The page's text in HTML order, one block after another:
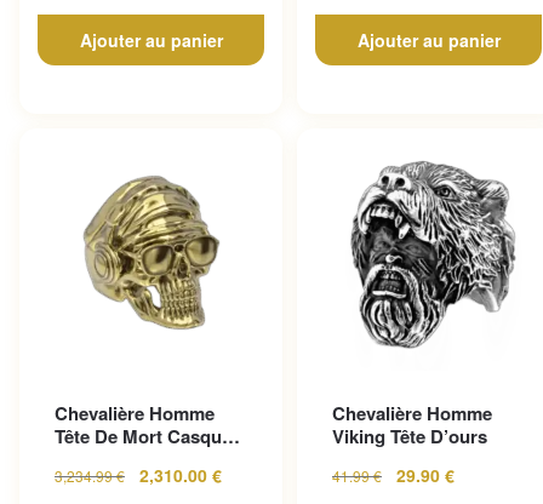
Ajouter au panier Ajouter au panier
Chevalière Homme
Tête De Mort Casque
3,234.99€ 2,310.00 €
Chevalière Homme
Viking Tête D’ours
41.99€ 29.90 €